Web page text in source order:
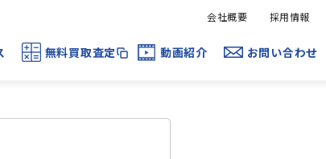
無料買取査定 動画紹介 お問い合わせ
会社概要 採用情報